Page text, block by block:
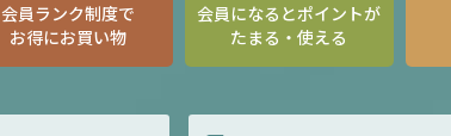
会員ランク制度で
お得にお買い物
会員になるとポイントが
たまる・使える